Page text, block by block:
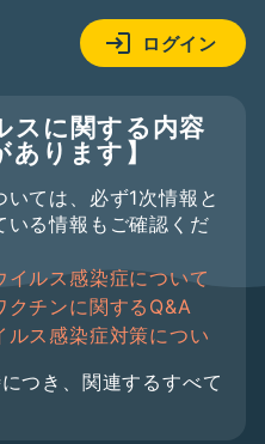
ログイン
スに関する内容
ります】
ては、必ず1次情報と
いる情報もご確認くだ
ルス感染症について
クチンに関するQ&A
ス感染症対策につい
つき、関連するすべて